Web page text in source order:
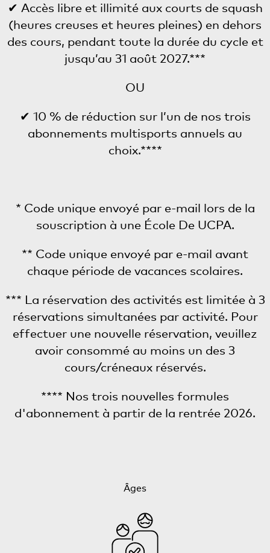
✔ Accès libre et illimité aux courts de squash
(heures creuses et heures pleines) en dehors
des cours, pendant toute la durée du cycle et
jusqu’au 31 août 2027.***
OU
✔ 10 % de réduction sur l’un de nos trois
abonnements multisports annuels au
choix.****
* Code unique envoyé par e-mail lors de la
souscription à une École De UCPA.
** Code unique envoyé par e-mail avant
chaque période de vacances scolaires.
*** La réservation des activités est limitée à 3
réservations simultanées par activité. Pour
effectuer une nouvelle réservation, veuillez
avoir consommé au moins un des 3
cours/créneaux réservés.
**** Nos trois nouvelles formules
d'abonnement à partir de la rentrée 2026.
Âges